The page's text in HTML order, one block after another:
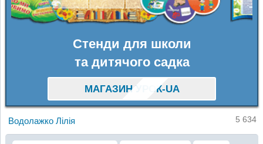
Стенди для школи
та дитячого садка
МАГАЗИН УРОК-UA
Водолажко Лілія 5 634